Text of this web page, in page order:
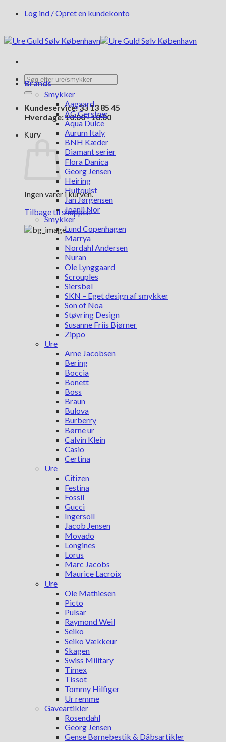
FortsætLog ind / Opret en kundekonto
Søg
efter:
Kundeservice: 33 13 85 45
Hverdage: 10:00 - 18:00
Kurv
Ingen varer i kurven.
Tilbage til shoppen
Brands
Smykker
Aagaard
AG Gerstner
Aqua Dulce
Aurum Italy
BNH Kæder
Diamant serier
Flora Danica
Georg Jensen
Heiring
Hultquist
Jan Jørgensen
Joanli Nor
Smykker
Lund Copenhagen
Marrya
Nordahl Andersen
Nuran
Ole Lynggaard
Scrouples
Siersbøl
SKN – Eget design af smykker
Son of Noa
Støvring Design
Susanne Friis Bjørner
Zippo
Ure
Arne Jacobsen
Bering
Boccia
Bonett
Boss
Braun
Bulova
Burberry
Børne ur
Calvin Klein
Casio
Certina
Ure
Citizen
Festina
Fossil
Gucci
Ingersoll
Jacob Jensen
Movado
Longines
Lorus
Marc Jacobs
Maurice Lacroix
Ure
Ole Mathiesen
Picto
Pulsar
Raymond Weil
Seiko
Seiko Vækkeur
Skagen
Swiss Military
Timex
Tissot
Tommy Hilfiger
Ur remme
Gaveartikler
Rosendahl
Georg Jensen
Gense Børnebestik & Dåbsartikler